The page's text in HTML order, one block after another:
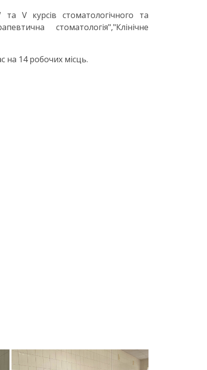
V курсів стоматологічного та
стоматологія","Клінічне
на 14 робочих місць.